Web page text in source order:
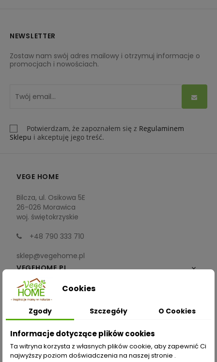
NEWSLETTER
Zostaw nam swój adres mailowy i otrzymuj informacje o
promocjach i nowościach.
Potwierdzam, że zapoznałem się z Regulaminem
Sklepu i akceptuję jego treść.
VEGE HOME
Bilcza, ul. Osikowa 5E
26-026 Morawica
woj. świętokrzyskie
+48 790 333 710
sklep@vegehome.pl
VEGEHOME.PL

INFORMACJE
ZAKUPY
Moje konto
Cookies
Zgody Szczegóły O Cookies
Informacje dotyczące plików cookies
Ta witryna korzysta z własnych plików cookie, aby zapewnić Ci
najwyższy poziom doświadczenia na naszej stronie .